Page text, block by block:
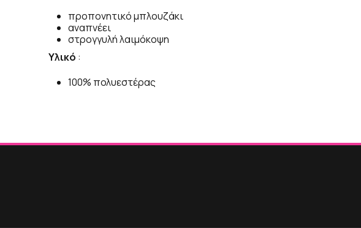
προπονητικό μπλουζάκι
αναπνέει
στρογγυλή λαιμόκοψη
Υλικό :
100% πολυεστέρας